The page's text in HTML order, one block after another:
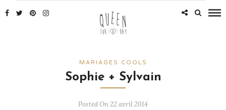
MARIAGES COOLS
Sophie + Sylvain
Posted On 22 avril 2014